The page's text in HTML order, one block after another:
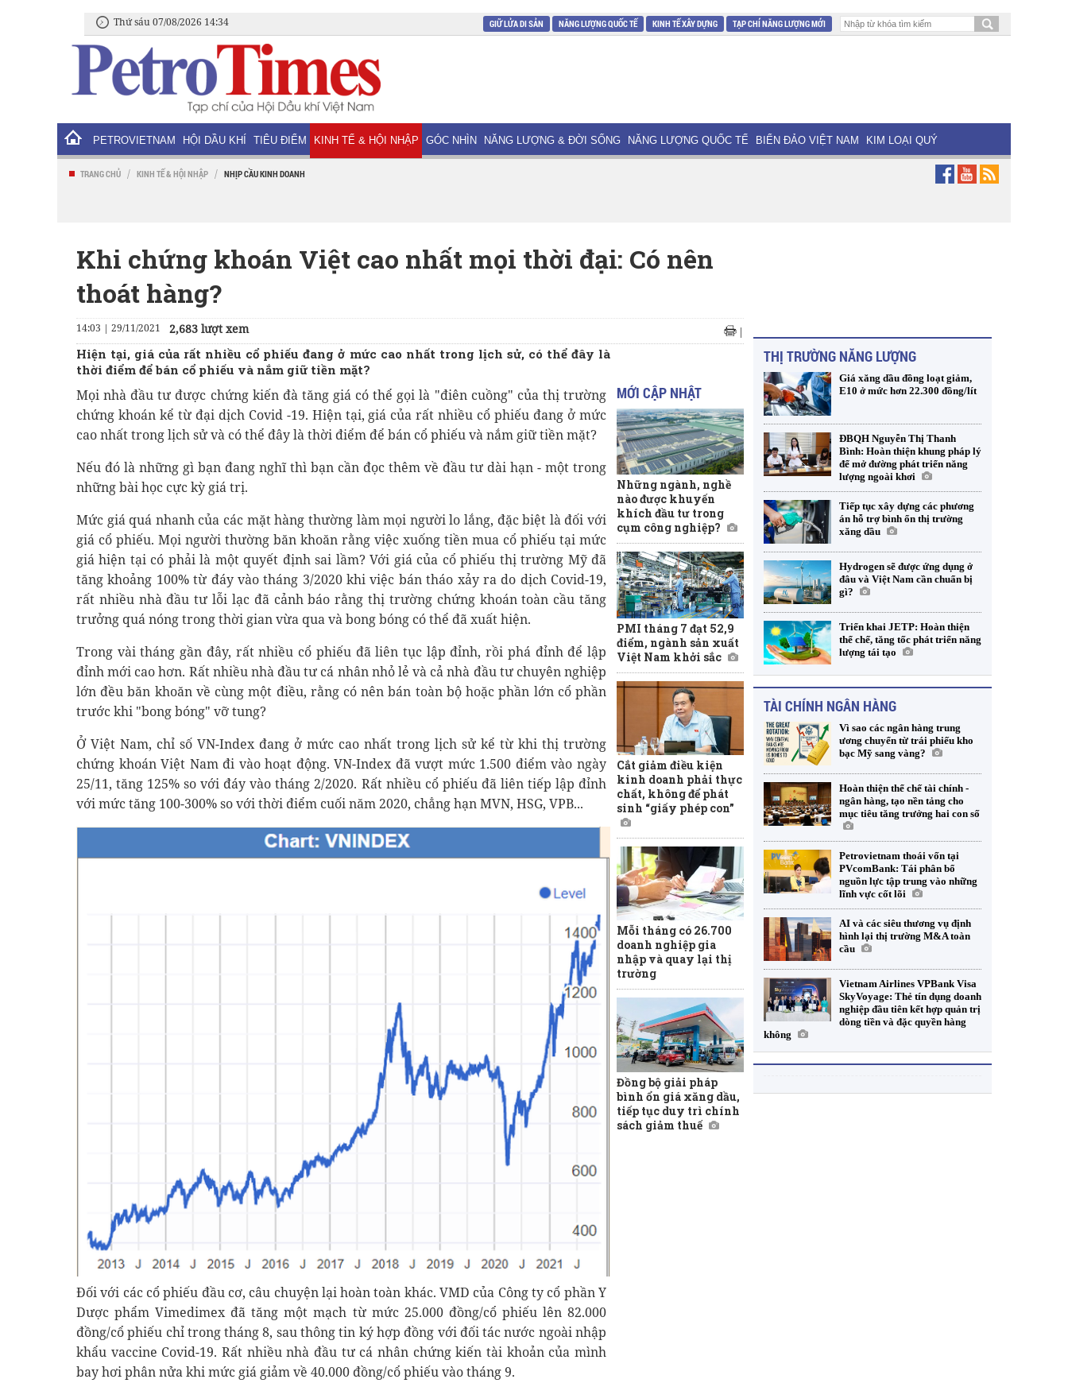
Thứ sáu 07/08/2026 14:34 GIỮ LỬA DI SẢN NĂNG LƯỢNG QUỐC TẾ KINH TẾ XÂY DỰNG TẠP CHÍ NĂNG LƯỢNG MỚI
PETROVIETNAM HỘI DẦU KHÍ TIÊU ĐIỂM KINH TẾ & HỘI NHẬP GÓC NHÌN NĂNG LƯỢNG & ĐỜI SỐNG NĂNG LƯỢNG QUỐC TẾ BIỂN ĐẢO VIỆT NAM KIM LOẠI QUÝ
TRANG CHỦ / KINH TẾ & HỘI NHẬP / NHỊP CẦU KINH DOANH
Khi chứng khoán Việt cao nhất mọi thời đại: Có nên
thoát hàng?
14:03 | 29/11/2021 2,683 lượt xem |
Hiện tại, giá của rất nhiều cổ phiếu đang ở mức cao nhất trong lịch sử, có thể đây là
thời điểm để bán cổ phiếu và nắm giữ tiền mặt?
Mọi nhà đầu tư được chứng kiến đà tăng giá có thể gọi là "điên cuồng" của thị trường
chứng khoán kể từ đại dịch Covid -19. Hiện tại, giá của rất nhiều cổ phiếu đang ở mức
cao nhất trong lịch sử và có thể đây là thời điểm để bán cổ phiếu và nắm giữ tiền mặt?
Nếu đó là những gì bạn đang nghĩ thì bạn cần đọc thêm về đầu tư dài hạn - một trong
những bài học cực kỳ giá trị.
Mức giá quá nhanh của các mặt hàng thường làm mọi người lo lắng, đặc biệt là đối với
giá cổ phiếu. Mọi người thường băn khoăn rằng việc xuống tiền mua cổ phiếu tại mức
giá hiện tại có phải là một quyết định sai lầm? Với giá của cổ phiếu thị trường Mỹ đã
tăng khoảng 100% từ đáy vào tháng 3/2020 khi việc bán tháo xảy ra do dịch Covid-19,
rất nhiều nhà đầu tư lỗi lạc đã cảnh báo rằng thị trường chứng khoán toàn cầu tăng
trưởng quá nóng trong thời gian vừa qua và bong bóng có thể đã xuất hiện.
Trong vài tháng gần đây, rất nhiều cổ phiếu đã liên tục lập đỉnh, rồi phá đỉnh để lập
đỉnh mới cao hơn. Rất nhiều nhà đầu tư cá nhân nhỏ lẻ và cả nhà đầu tư chuyên nghiệp
lớn đều băn khoăn về cùng một điều, rằng có nên bán toàn bộ hoặc phần lớn cổ phần
trước khi "bong bóng" vỡ tung?
Ở Việt Nam, chỉ số VN-Index đang ở mức cao nhất trong lịch sử kể từ khi thị trường
chứng khoán Việt Nam đi vào hoạt động. VN-Index đã vượt mức 1.500 điểm vào ngày
25/11, tăng 125% so với đáy vào tháng 2/2020. Rất nhiều cổ phiếu đã liên tiếp lập đỉnh
với mức tăng 100-300% so với thời điểm cuối năm 2020, chẳng hạn MVN, HSG, VPB...
Đối với các cổ phiếu đầu cơ, câu chuyện lại hoàn toàn khác. VMD của Công ty cổ phần Y
Dược phẩm Vimedimex đã tăng một mạch từ mức 25.000 đồng/cổ phiếu lên 82.000
đồng/cổ phiếu chỉ trong tháng 8, sau thông tin ký hợp đồng với đối tác nước ngoài nhập
khẩu vaccine Covid-19. Rất nhiều nhà đầu tư cá nhân chứng kiến tài khoản của mình
bay hơi phân nửa khi mức giá giảm về 40.000 đồng/cổ phiếu vào tháng 9.
MỚI CẬP NHẬT
Những ngành, nghề
nào được khuyến
khích đầu tư trong
cụm công nghiệp?
PMI tháng 7 đạt 52,9
điểm, ngành sản xuất
Việt Nam khởi sắc
Cắt giảm điều kiện
kinh doanh phải thực
chất, không để phát
sinh “giấy phép con”
Mỗi tháng có 26.700
doanh nghiệp gia
nhập và quay lại thị
trường
Đồng bộ giải pháp
bình ổn giá xăng dầu,
tiếp tục duy trì chính
sách giảm thuế
THỊ TRƯỜNG NĂNG LƯỢNG
Giá xăng dầu đồng loạt giảm,
E10 ở mức hơn 22.300 đồng/lít
ĐBQH Nguyễn Thị Thanh
Bình: Hoàn thiện khung pháp lý
để mở đường phát triển năng
lượng ngoài khơi
Tiếp tục xây dựng các phương
án hỗ trợ bình ổn thị trường
xăng dầu
Hydrogen sẽ được ứng dụng ở
đâu và Việt Nam cần chuẩn bị
gì?
Triển khai JETP: Hoàn thiện
thể chế, tăng tốc phát triển năng
lượng tái tạo
TÀI CHÍNH NGÂN HÀNG
Vì sao các ngân hàng trung
ương chuyển từ trái phiếu kho
bạc Mỹ sang vàng?
Hoàn thiện thể chế tài chính -
ngân hàng, tạo nền tảng cho
mục tiêu tăng trưởng hai con số
Petrovietnam thoái vốn tại
PVcomBank: Tái phân bổ
nguồn lực tập trung vào những
lĩnh vực cốt lõi
AI và các siêu thương vụ định
hình lại thị trường M&A toàn
cầu
Vietnam Airlines VPBank Visa
SkyVoyage: Thẻ tín dụng doanh
nghiệp đầu tiên kết hợp quản trị
dòng tiền và đặc quyền hàng
không